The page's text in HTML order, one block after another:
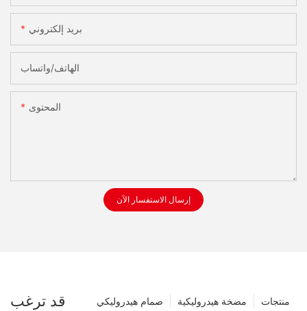
بريد إلكتروني
الهاتف/واتساب
المحتوى
إرسال الاستفسار الآن
قد ترغب منتجات مضخة هيدروليكية صمام هيدروليكي